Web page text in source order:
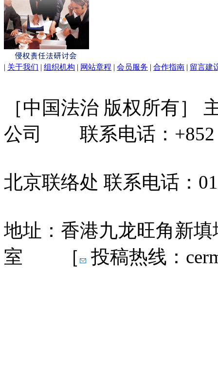
| 关于我们 | 组织机构 | 网站章程 | 会员服务 | 合作指南 | 留言建
［中国法治 版权所有］
公司 联系电话：+852
北京联络处 联系电话：
地址：香港九龙旺角新
室 ［
投稿热线：